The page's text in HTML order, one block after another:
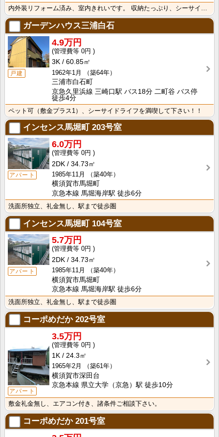
内外装リフォーム済み、室内きれいです。 収納たっぷり、シーサイドライフを満喫しましょう。
ガーデンハウス三浦白石
戸建
4.9万円
0円
3K
60.85㎡
1962年1月
（築64年）
三浦市白石町
京急久里浜線 三崎口駅 バス18分 二町谷 バス停
徒歩4分
ペット可（敷金プラス1）、シーサイドライフを満喫して下さい！！
インセンス馬堀町 203号室
アパート
6.0万円
0円
2DK
34.73㎡
1985年11月
（築40年）
横須賀市馬堀町
京急本線 馬堀海岸駅 徒歩6分
洗面所独立、礼金無し、駅まで徒歩圏
インセンス馬堀町104号室
アパート
5.7万円
0円
2DK
34.73㎡
1985年11月
（築40年）
横須賀市馬堀町
京急本線 馬堀海岸駅 徒歩6分
洗面所独立、礼金無し、駅まで徒歩圏
コーポめだか202号室
アパート
3.5万円
0円
1K
24.3㎡
1965年2月
（築61年）
横須賀市深田台
京急本線 県立大学（京急）駅 徒歩10分
敷金礼金無し、エアコン付き、諸条件ご相談下さい。
コーポめだか201号室